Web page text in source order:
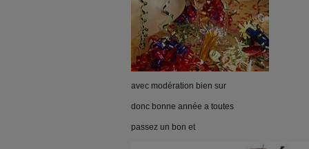
avec modération bien sur
donc bonne année a toutes
passez un bon et